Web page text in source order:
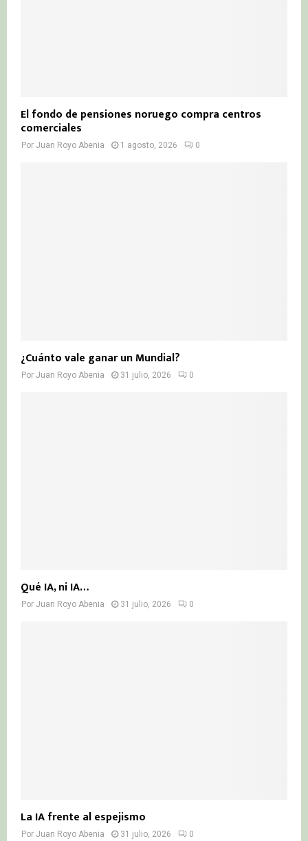
El fondo de pensiones noruego compra centros
comerciales
Por Juan Royo Abenia 1 agosto, 2026 0
¿Cuánto vale ganar un Mundial?
Por Juan Royo Abenia 31 julio, 2026 0
Qué IA, ni IA…
Por Juan Royo Abenia 31 julio, 2026 0
La IA frente al espejismo
Por Juan Royo Abenia 31 julio, 2026 0